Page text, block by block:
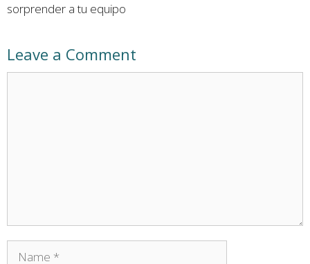
sorprender a tu equipo
Leave a Comment